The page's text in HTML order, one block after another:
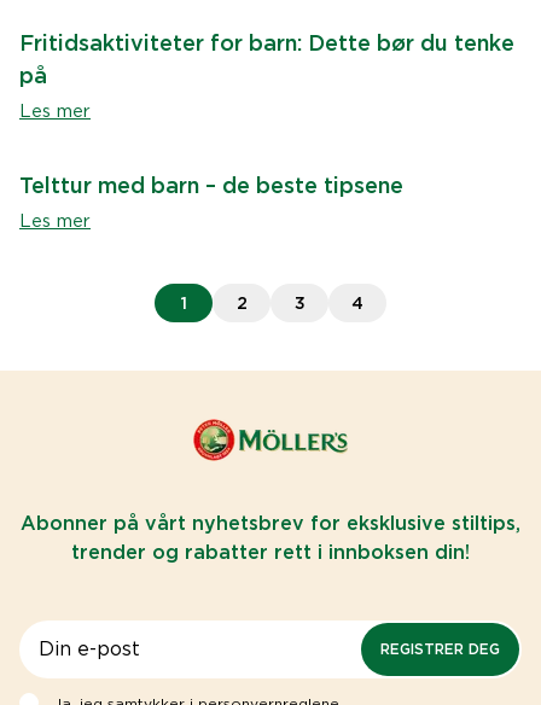
Fritidsaktiviteter for barn: Dette bør du tenke
på
Les mer
Telttur med barn – de beste tipsene
Les mer
1 2 3 4
Abonner på vårt nyhetsbrev for eksklusive stiltips,
trender og rabatter rett i innboksen din!
REGISTRER DEG